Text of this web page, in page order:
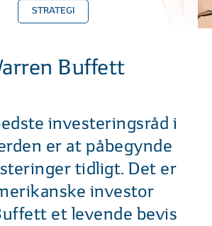
STRATEGI
Buffett
investeringsråd i
er at påbegynde
tidligt. Det er
investor
et levende bevis